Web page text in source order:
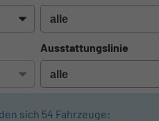
Ausstattungslinie
sich 54 Fahrzeuge: